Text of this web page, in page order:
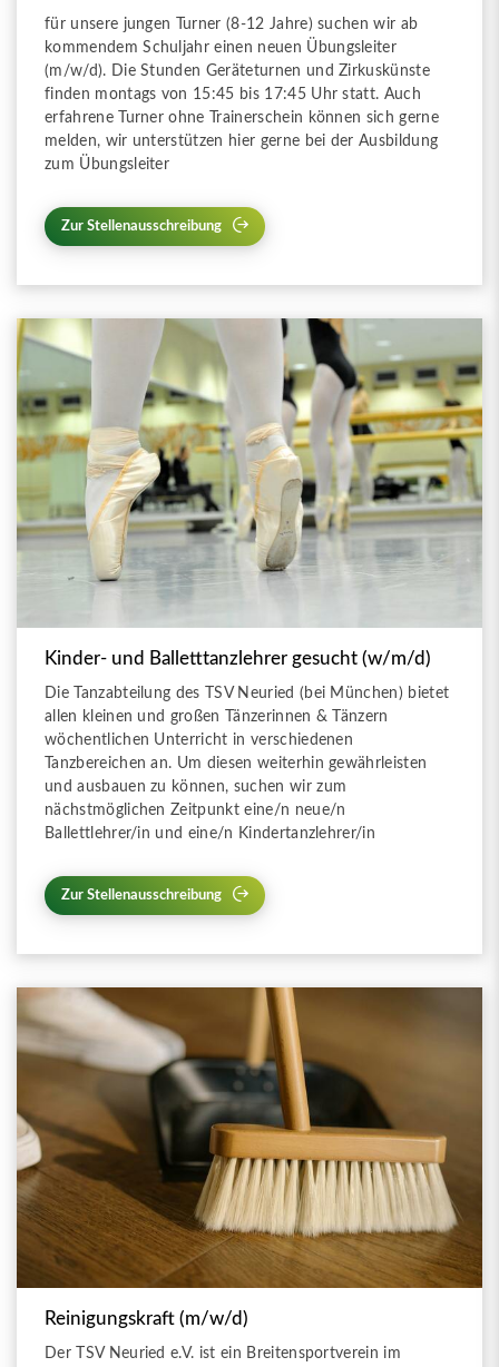
für unsere jungen Turner (8-12 Jahre) suchen wir ab
kommendem Schuljahr einen neuen Übungsleiter
(m/w/d). Die Stunden Geräteturnen und Zirkuskünste
finden montags von 15:45 bis 17:45 Uhr statt. Auch
erfahrene Turner ohne Trainerschein können sich gerne
melden, wir unterstützen hier gerne bei der Ausbildung
zum Übungsleiter
Zur Stellenausschreibung
Kinder- und Balletttanzlehrer gesucht (w/m/d)
Die Tanzabteilung des TSV Neuried (bei München) bietet
allen kleinen und großen Tänzerinnen & Tänzern
wöchentlichen Unterricht in verschiedenen
Tanzbereichen an. Um diesen weiterhin gewährleisten
und ausbauen zu können, suchen wir zum
nächstmöglichen Zeitpunkt eine/n neue/n
Ballettlehrer/in und eine/n Kindertanzlehrer/in
Zur Stellenausschreibung
Reinigungskraft (m/w/d)
Der TSV Neuried e.V. ist ein Breitensportverein im